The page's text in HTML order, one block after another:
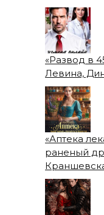
«Развод в
Левина,
«Аптека
раненый